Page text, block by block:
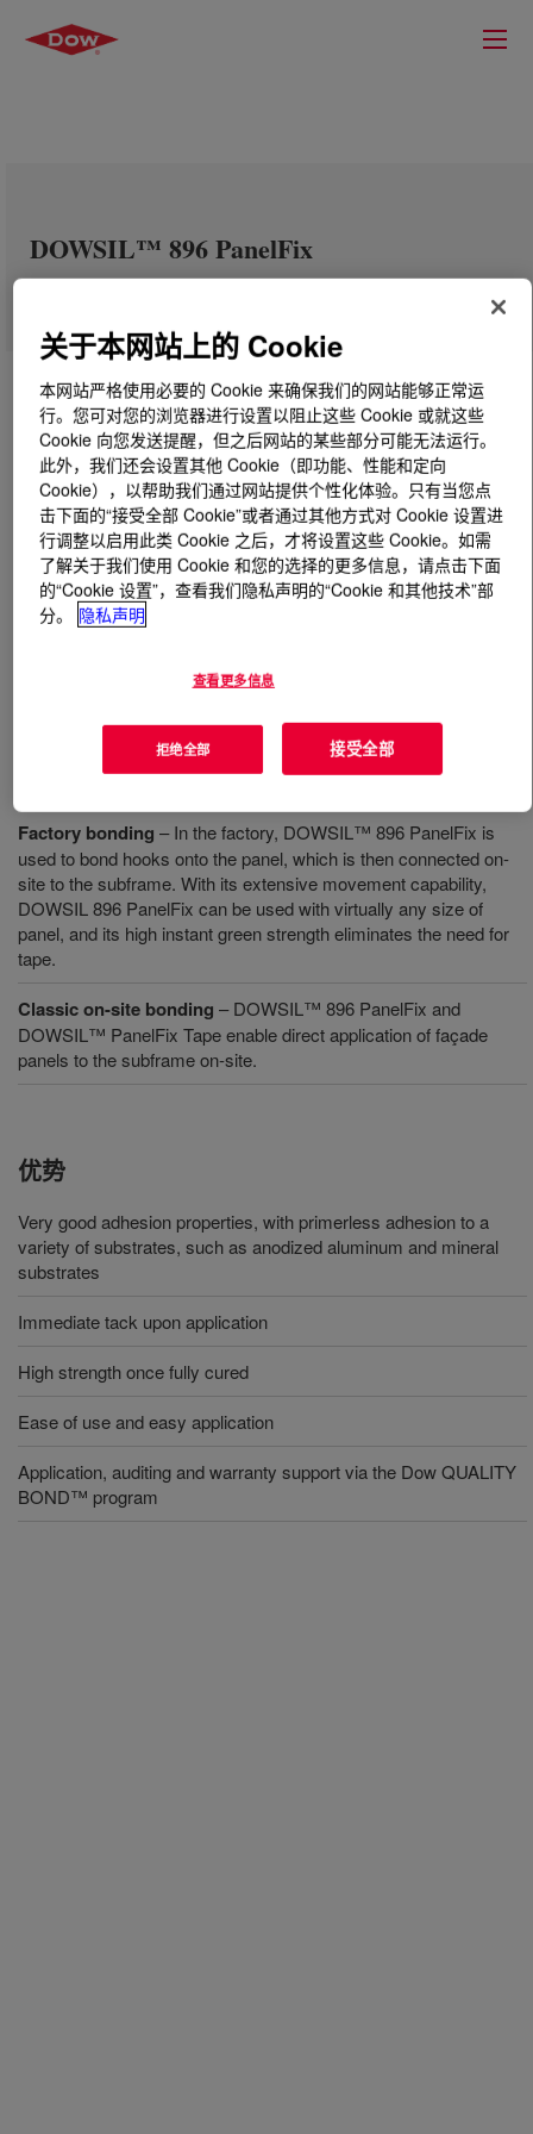
DOWSIL™ 896 PanelFix
什么是DOWSIL™ 896 PanelFix?
Factory bonding – In the factory, DOWSIL™ 896 PanelFix is
used to bond hooks onto the panel, which is then connected on-
site to the subframe. With its extensive movement capability,
DOWSIL 896 PanelFix can be used with virtually any size of
panel, and its high instant green strength eliminates the need for
tape.
Classic on-site bonding – DOWSIL™ 896 PanelFix and
DOWSIL™ PanelFix Tape enable direct application of façade
panels to the subframe on-site.
优势
Very good adhesion properties, with primerless adhesion to a
variety of substrates, such as anodized aluminum and mineral
substrates
Immediate tack upon application
High strength once fully cured
Ease of use and easy application
Application, auditing and warranty support via the Dow QUALITY
BOND™ program
关于本网站上的 Cookie
本网站严格使用必要的 Cookie 来确保我们的网站能够正常运
行。您可对您的浏览器进行设置以阻止这些 Cookie 或就这些
Cookie 向您发送提醒，但之后网站的某些部分可能无法运行。
此外，我们还会设置其他 Cookie（即功能、性能和定向
Cookie），以帮助我们通过网站提供个性化体验。只有当您点
击下面的“接受全部 Cookie”或者通过其他方式对 Cookie 设置进
行调整以启用此类 Cookie 之后，才将设置这些 Cookie。如需
了解关于我们使用 Cookie 和您的选择的更多信息，请点击下面
的“Cookie 设置”，查看我们隐私声明的“Cookie 和其他技术”部
分。
隐私声明
查看更多信息
拒绝全部 接受全部